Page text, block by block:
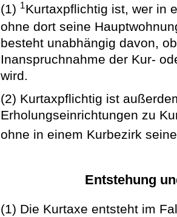
(1) 1Kurtaxpflichtig ist, wer in
ohne dort seine
besteht unabhängig davon,
Inanspruchnahme der Kur-
wird.
(2) Kurtaxpflichtig ist
Erholungseinrichtungen zu
ohne in einem Kurbezirk
Entstehung
(1) Die Kurtaxe entsteht im